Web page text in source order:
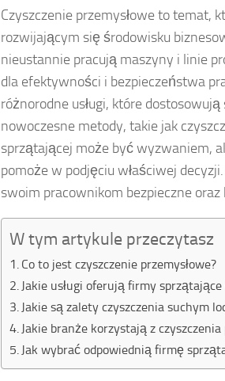
Czyszczenie przemysłowe to temat,
rozwijającym się środowisku
nieustannie pracują maszyny i linie
dla efektywności i bezpieczeństwa
różnorodne usługi, które
nowoczesne metody, takie jak
sprzątającej może być wyzwaniem,
pomoże w podjęciu właściwej
swoim pracownikom bezpieczne
W tym artykule przeczytasz
Co to jest czyszczenie przemysłowe?
Jakie usługi oferują firmy
Jakie są zalety czyszczenia suchym
Jakie branże korzystają z czyszczenia
Jak wybrać odpowiednią firmę